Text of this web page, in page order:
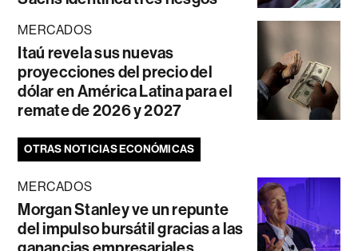
MERCADOS
Itaú revela sus nuevas
proyecciones del precio del
dólar en América Latina para el
remate de 2026 y 2027
OTRAS NOTICIAS ECONÓMICAS
MERCADOS
Morgan Stanley ve un repunte
del impulso bursátil gracias a las